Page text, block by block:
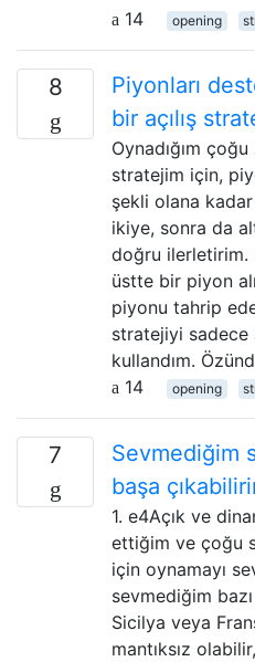
14
opening
8
Piyonları
bir açılış
Oynadığım
stratejim için,
şekli olana
ikiye, sonra da
doğru ilerletirim.
üstte bir piyon
piyonu tahrip
stratejiyi
kullandım.
14
opening
7
Sevmediğim
başa
1. e4Açık ve
ettiğim ve çoğu
için oynamayı
sevmediğim
Sicilya veya
mantıksız